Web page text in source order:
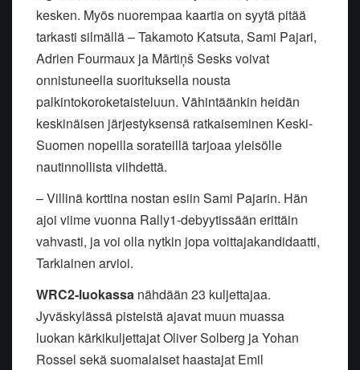
kesken. Myös nuorempaa kaartia on syytä pitää
tarkasti silmällä – Takamoto Katsuta, Sami Pajari,
Adrien Fourmaux ja Mārtiņš Sesks voivat
onnistuneella suorituksella nousta
palkintokoroketaisteluun. Vähintäänkin heidän
keskinäisen järjestyksensä ratkaiseminen Keski-
Suomen nopeilla sorateillä tarjoaa yleisölle
nautinnollista viihdettä.
– Villinä korttina nostan esiin Sami Pajarin. Hän
ajoi viime vuonna Rally1-debyytissään erittäin
vahvasti, ja voi olla nytkin jopa voittajakandidaatti,
Tarkiainen arvioi.
WRC2-luokassa nähdään 23 kuljettajaa.
Jyväskylässä pisteistä ajavat muun muassa
luokan kärkikuljettajat Oliver Solberg ja Yohan
Rossel sekä suomalaiset haastajat Emil